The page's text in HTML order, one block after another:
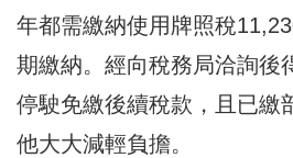
年都需繳納使用牌照稅
期繳納。經向稅務局洽詢後
停駛免繳後續稅款，且已繳
他大大減輕負擔。